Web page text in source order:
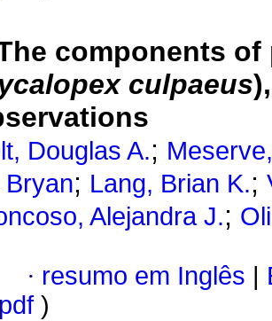
components
culpaeus
Douglas A.;
Bryan; Lang, Brian K.;
Alejandra J.;
· resumo em Inglês
pdf )